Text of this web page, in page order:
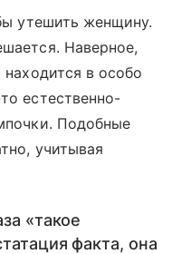
утешить женщину.
Наверное,
в особо
естественно-
Подобные
учитывая
«такое
факта, она